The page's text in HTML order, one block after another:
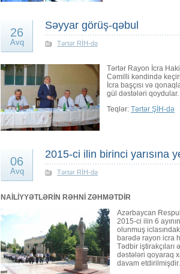
26
Avq
Səyyar görüş-qəbul
Tərtər RİH-də
Tərtər Rayon İcra
Cəmilli kəndində
İcra başçısı və
gül dəstələri qoydular.
Teqlər: Tərtər ŞİH-də
06
Avq
2015-ci ilin birinci yarısına
Tərtər RİH-də
NAİLİYYƏTLƏRİN RƏHNİ ZƏHMƏTDİR
Azərbaycan
2015-ci ilin 6
olunmuş
barədə rayon icra
Tədbir
dəstələri qoyaraq
davam etdirilmişdir.